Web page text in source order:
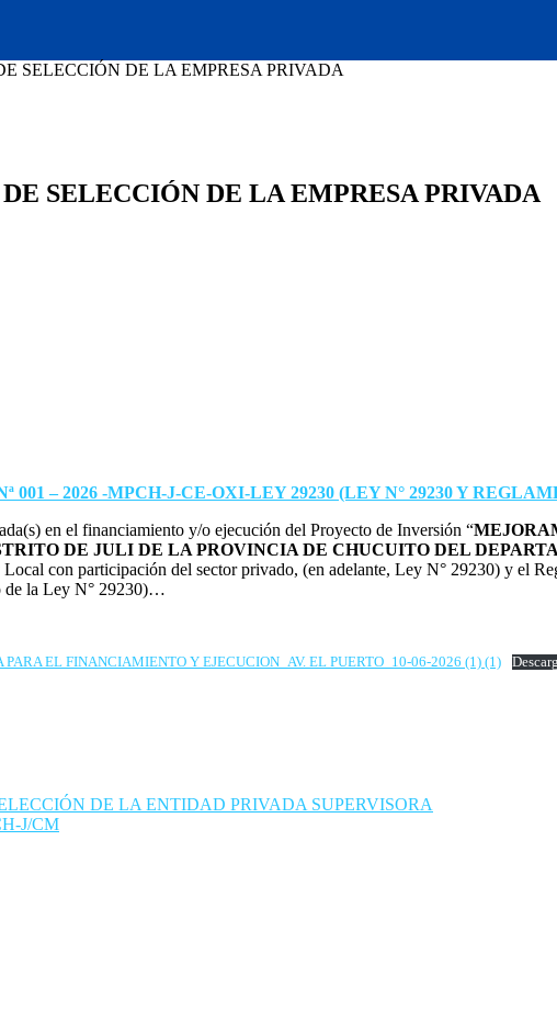
SELECCIÓN DE LA EMPRESA PRIVADA
SELECCIÓN DE LA EMPRESA PRIVADA
– 2026 -MPCH-J-CE-OXI-LEY 29230 (LEY N° 29230 Y
en el financiamiento y/o ejecución del Proyecto de Inversión “
DE JULI DE LA PROVINCIA DE CHUCUITO DEL
con participación del sector privado, (en adelante, Ley N° 29230) y el
de la Ley N° 29230)…
EL FINANCIAMIENTO Y EJECUCION_AV. EL PUERTO_10-06-2026 (1) (1)
DE LA ENTIDAD PRIVADA SUPERVISORA
J/CM